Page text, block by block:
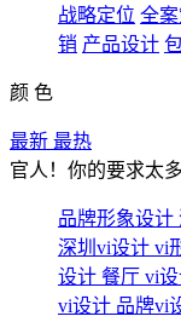
战略定位 全案
销 产品设计
颜 色
最新 最热
官人！你的要求太
品牌形象设计
深圳vi设计 vi
设计 餐厅 vi
vi设计 品牌vi